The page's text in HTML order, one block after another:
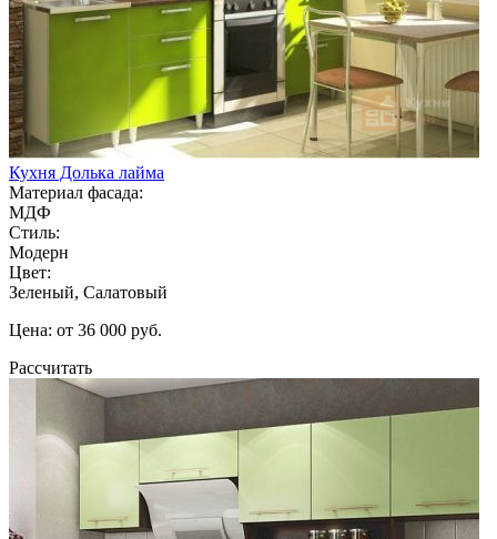
Кухня Долька лайма
Материал фасада:
МДФ
Стиль:
Модерн
Цвет:
Зеленый, Салатовый
Цена: от 36 000 руб.
Рассчитать